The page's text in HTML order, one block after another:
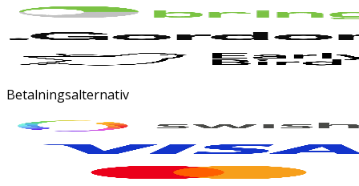
Betalningsalternativ